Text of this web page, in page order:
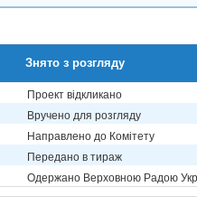
Знято з розгляду
Проект відкликано
Вручено для розгляду
Направлено до Комітету
Передано в тираж
Одержано Верховною Радою